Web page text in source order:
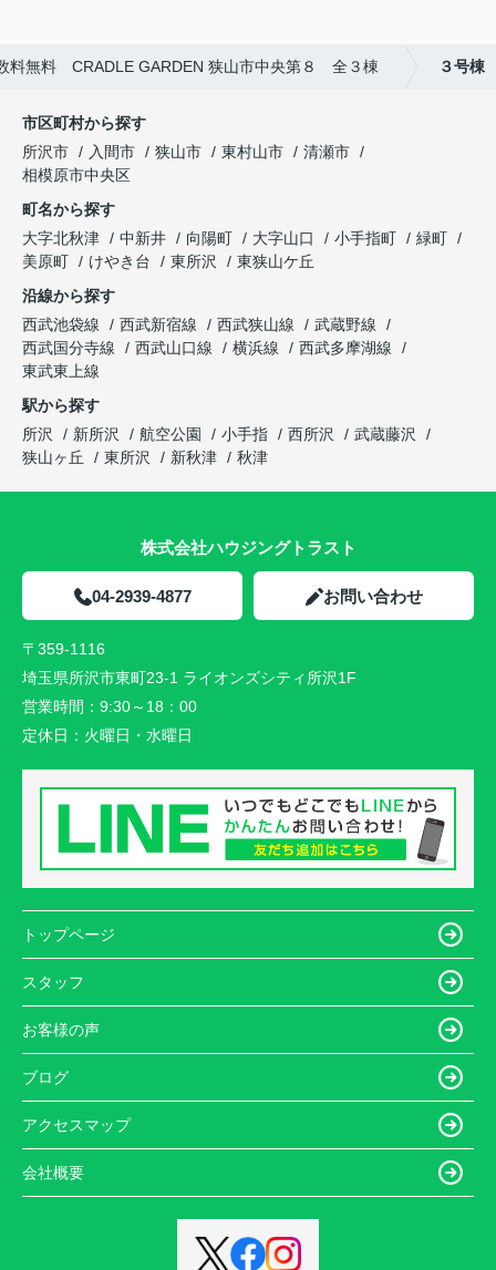
料無料 CRADLE GARDEN 狭山市中央第８ 全３棟 ３号棟
市区町村から探す
所沢市
入間市 狭山市 東村山市
清瀬市
相模原市中央区
町名から探す
大字北秋津
中新井 向陽町 大字山口 小手指町
緑町
美原町
けやき台 東所沢
東狭山ケ丘
沿線から探す
西武池袋線
西武新宿線 西武狭山線
武蔵野線
西武国分寺線
西武山口線 横浜線
西武多摩湖線
東武東上線
駅から探す
所沢
新所沢 航空公園 小手指 西所沢
武蔵藤沢
狭山ヶ丘
東所沢 新秋津 秋津
株式会社ハウジングトラスト
04-2939-4877 お問い合わせ
〒359-1116
埼玉県所沢市東町23-1 ライオンズシティ所沢1F
営業時間： 9:30～18：00
定休日： 火曜日・水曜日
トップページ
スタッフ
お客様の声
ブログ
アクセスマップ
会社概要